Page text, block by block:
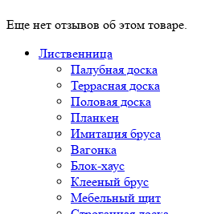
Еще нет отзывов об этом товаре.
Лиственница
Палубная доска
Террасная доска
Половая доска
Планкен
Имитация бруса
Вагонка
Блок-хаус
Клееный брус
Мебельный щит